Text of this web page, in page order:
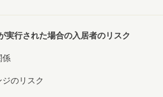
実行された場合の入居者のリスク
係
のリスク